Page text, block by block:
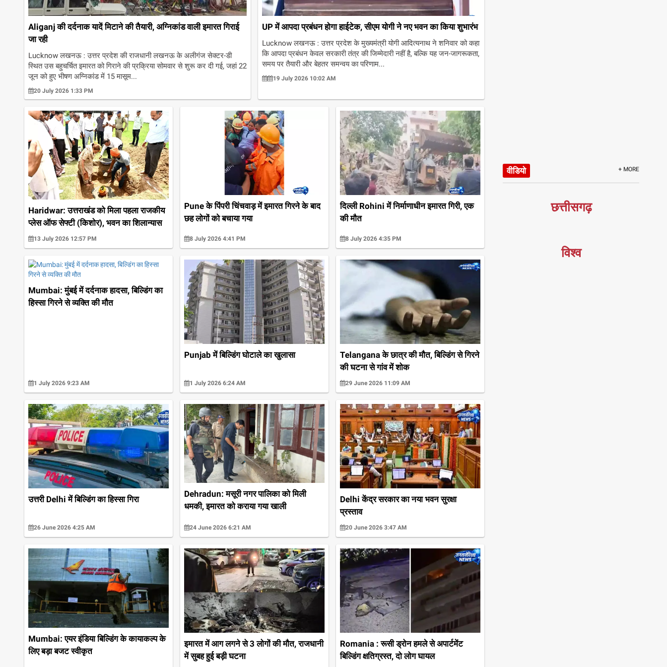
Aliganj की दर्दनाक यादें मिटाने की तैयारी, अग्निकांड वाली इमारत गिराई
जा रही
Lucknow लखनऊ : उत्तर प्रदेश की राजधानी लखनऊ के अलीगंज सेक्टर-डी
स्थित उस बहुचर्चित इमारत को गिराने की प्रक्रिया सोमवार से शुरू कर दी गई, जहां 22
जून को हुए भीषण अग्निकांड में 15 मासूम...
20 July 2026 1:33 PM
UP में आपदा प्रबंधन होगा हाईटेक, सीएम योगी ने नए भवन का किया शुभारंभ
Lucknow लखनऊ : उत्तर प्रदेश के मुख्यमंत्री योगी आदित्यनाथ ने शनिवार को कहा
कि आपदा प्रबंधन केवल सरकारी तंत्र की जिम्मेदारी नहीं है, बल्कि यह जन-जागरूकता,
समय पर तैयारी और बेहतर समन्वय का परिणाम...
19 July 2026 10:02 AM
Haridwar: उत्तराखंड को मिला पहला राजकीय
प्लेस ऑफ सेफ्टी (किशोर), भवन का शिलान्यास
13 July 2026 12:57 PM
Pune के पिंपरी चिंचवाड़ में इमारत गिरने के बाद
छह लोगों को बचाया गया
8 July 2026 4:41 PM
दिल्ली Rohini में निर्माणाधीन इमारत गिरी, एक
की मौत
8 July 2026 4:35 PM
Mumbai: मुंबई में दर्दनाक हादसा, बिल्डिंग का
हिस्सा गिरने से व्यक्ति की मौत
1 July 2026 9:23 AM
Punjab में बिल्डिंग घोटाले का खुलासा
1 July 2026 6:24 AM
Telangana के छात्र की मौत, बिल्डिंग से गिरने
की घटना से गांव में शोक
29 June 2026 11:09 AM
उत्तरी Delhi में बिल्डिंग का हिस्सा गिरा
26 June 2026 4:25 AM
Dehradun: मसूरी नगर पालिका को मिली
धमकी, इमारत को कराया गया खाली
24 June 2026 6:21 AM
Delhi केंद्र सरकार का नया भवन सुरक्षा
प्रस्ताव
20 June 2026 3:47 AM
Mumbai: एयर इंडिया बिल्डिंग के कायाकल्प के
लिए बड़ा बजट स्वीकृत
इमारत में आग लगने से 3 लोगों की मौत, राजधानी
में सुबह हुई बड़ी घटना
Romania : रूसी ड्रोन हमले से अपार्टमेंट
बिल्डिंग क्षतिग्रस्त, दो लोग घायल
वीडियो + MORE
छत्तीसगढ़
विश्व